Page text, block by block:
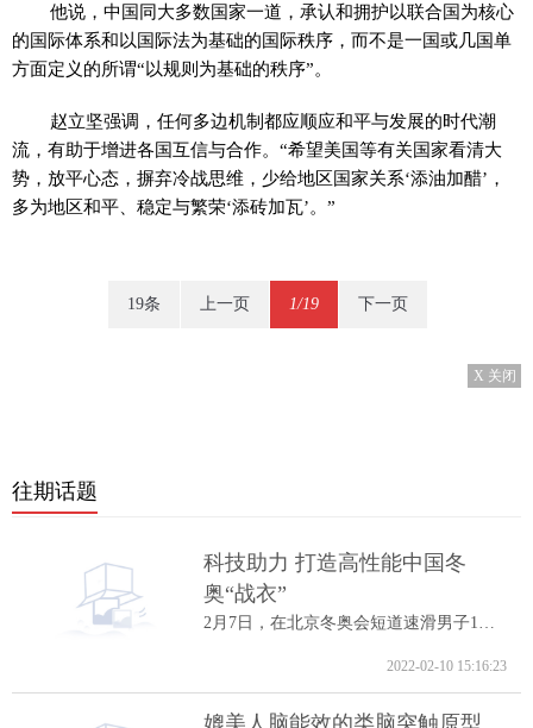
他说，中国同大多数国家一道，承认和拥护以联合国为核心
的国际体系和以国际法为基础的国际秩序，而不是一国或几国单
方面定义的所谓“以规则为基础的秩序”。
赵立坚强调，任何多边机制都应顺应和平与发展的时代潮
流，有助于增进各国互信与合作。“希望美国等有关国家看清大
势，放平心态，摒弃冷战思维，少给地区国家关系‘添油加醋’，
多为地区和平、稳定与繁荣‘添砖加瓦’。”
19条 上一页 1/19 下一页
X 关闭
往期话题
科技助力 打造高性能中国冬
奥“战衣”
2月7日，在北京冬奥会短道速滑男子1000米A...
2022-02-10 15:16:23
媲美人脑能效的类脑突触原型